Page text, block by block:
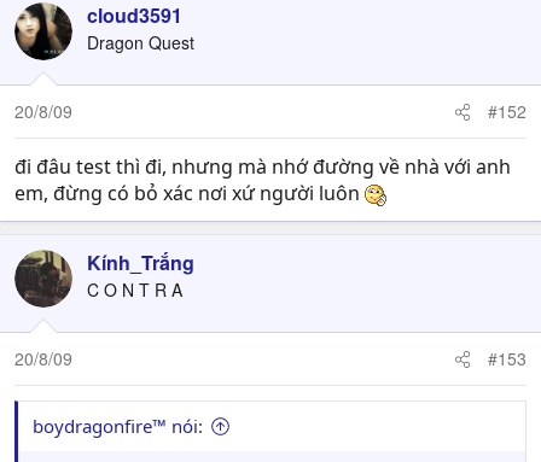
cloud3591
Dragon Quest
20/8/09 #152
đi đâu test thì đi, nhưng mà nhớ đường về nhà với anh
em, đừng có bỏ xác nơi xứ người luôn
Kính_Trắng
C O N T R A
20/8/09 #153
boydragonfire™ nói: